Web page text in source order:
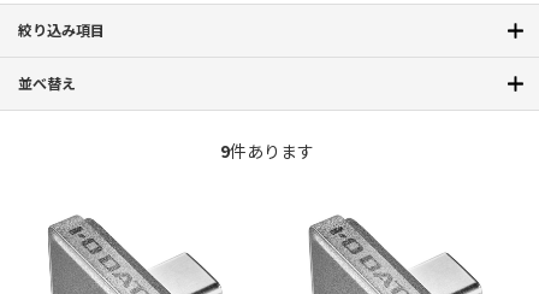
絞り込み項目
並べ替え
9件あります